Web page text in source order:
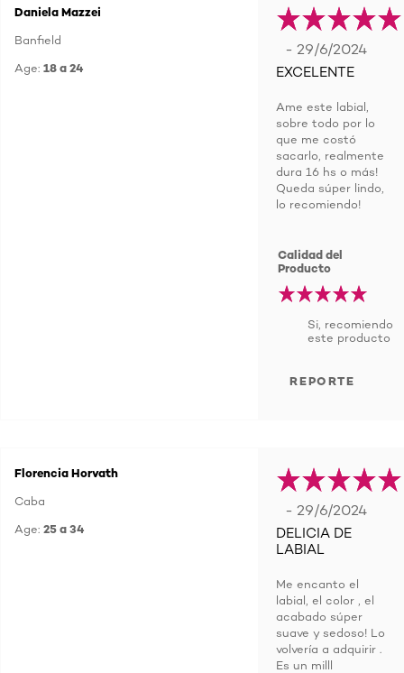
Daniela Mazzei
Banfield
Age: 18 a 24
- 29/6/2024
EXCELENTE
Ame este labial,
sobre todo por lo
que me costó
sacarlo, realmente
dura 16 hs o más!
Queda súper lindo,
lo recomiendo!
Calidad del
Producto
Si, recomiendo
este producto
REPORTE
Florencia Horvath
Caba
Age: 25 a 34
- 29/6/2024
DELICIA DE
LABIAL
Me encanto el
labial, el color , el
acabado súper
suave y sedoso! Lo
volvería a adquirir .
Es un milll